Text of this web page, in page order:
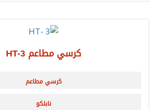
كرسي مطاعم HT-3
كرسي مطاعم
نابلكو